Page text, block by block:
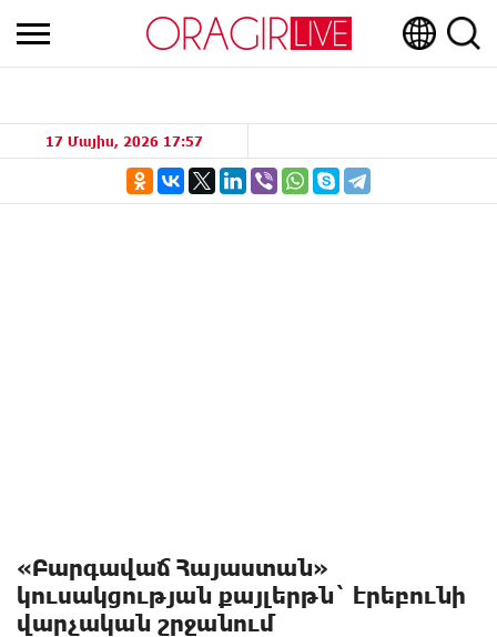
17 Մայիս, 2026 17:57
«Բարգավաճ Հայաստան»
կուսակցության քայլերթն` էրեբունի
վարչական շրջանում